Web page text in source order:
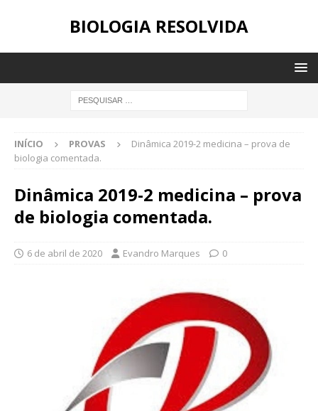
BIOLOGIA RESOLVIDA
INÍCIO PROVAS
Dinâmica 2019-2 medicina – prova de
biologia comentada.
Dinâmica 2019-2 medicina – prova
de biologia comentada.
6 de abril de 2020 Evandro Marques 0